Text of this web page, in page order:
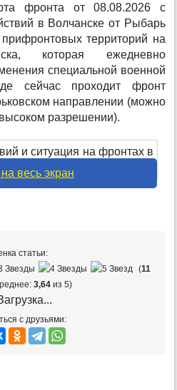
фронта от 08.08.2026 с
в Волчанске от Рыбарь
территорий на
которая ежедневно
специальной военной
сейчас проходит фронт
направлении (можно
разрешении).
весь экран
статьи:
(11
3,64 из 5)
с друзьями: